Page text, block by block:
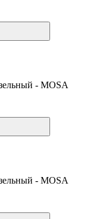
- MOSA
- MOSA